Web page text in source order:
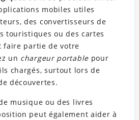
mobiles utiles
des convertisseurs de
touristiques ou des cartes
faire partie de votre
un chargeur portablepour
chargés, surtout lors de
découvertes.
musique ou des livres
peut également aider à